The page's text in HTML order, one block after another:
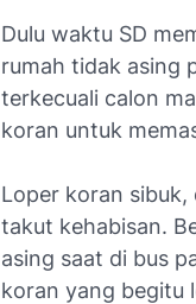
Dulu waktu SD
rumah tidak asing
terkecuali calon
koran untuk
Loper koran sibuk,
takut kehabisan.
asing saat di bus
koran yang begitu